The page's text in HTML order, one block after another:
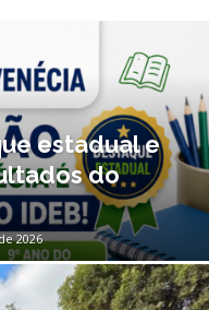
estadual e
do
2026